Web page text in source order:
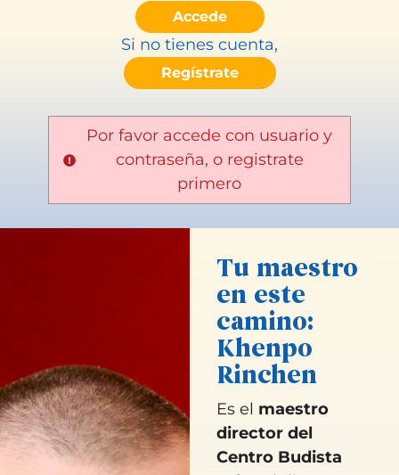
Accede
Si no tienes cuenta,
Regístrate
Por favor accede con usuario y
contraseña, o registrate
primero
Tu maestro
en este
camino:
Khenpo
Rinchen
Es el maestro
director del
Centro Budista